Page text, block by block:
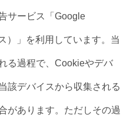
サービス「Google
）」を利用しています。当
る過程で、Cookieやデバ
該デバイスから収集される
があります。ただしその過